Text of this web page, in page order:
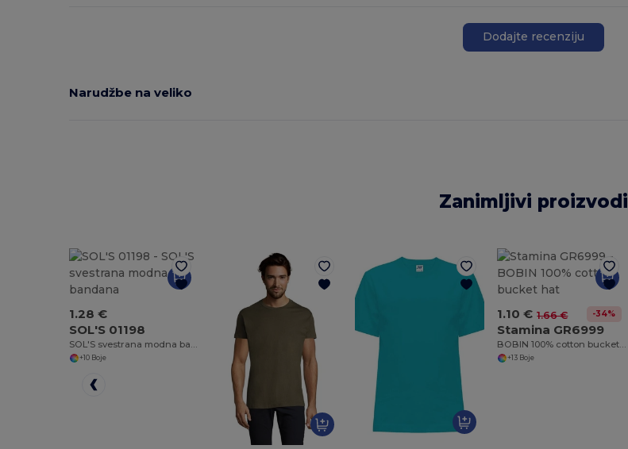
Dodajte recenziju
Narudžbe na veliko
Zanimljivi proizvodi
1.28 €
SOL'S 01198
+10 Boje
1.10 € 1.66 € -34%
Stamina GR6999
+13 Boje